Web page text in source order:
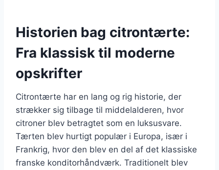
Historien bag citrontærte:
Fra klassisk til moderne
opskrifter
Citrontærte har en lang og rig historie, der
strækker sig tilbage til middelalderen, hvor
citroner blev betragtet som en luksusvare.
Tærten blev hurtigt populær i Europa, især i
Frankrig, hvor den blev en del af det klassiske
franske konditorhåndværk. Traditionelt blev